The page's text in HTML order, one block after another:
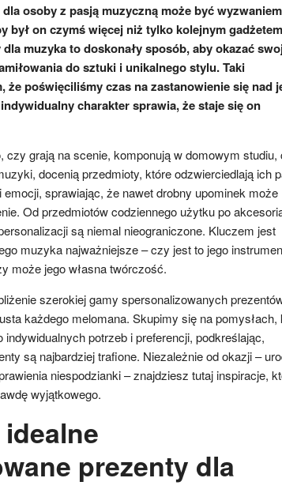
osoby z pasją muzyczną może być
był on czymś więcej niż tylko kolejnym
muzyka to doskonały sposób, aby okazać
do sztuki i unikalnego stylu. Taki
że poświęciliśmy czas na zastanowienie się nad
charakter sprawia, że staje się on
czy grają na scenie, komponują w domowym studiu,
docenią przedmioty, które odzwierciedlają ich
emocji, sprawiając, że nawet drobny upominek może
Od przedmiotów codziennego użytku po
są niemal nieograniczone. Kluczem jest
muzyka najważniejsze – czy jest to jego
może jego własna twórczość.
szerokiej gamy spersonalizowanych
każdego melomana. Skupimy się na pomysłach,
indywidualnych potrzeb i preferencji, podkreślając,
są najbardziej trafione. Niezależnie od okazji –
niespodzianki – znajdziesz tutaj inspiracje,
wyjątkowego.
prezenty dla